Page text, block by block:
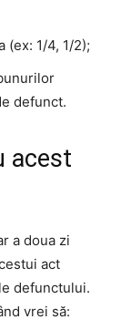
(ex: 1/4, 1/2);
defunct.
acest
a doua zi
act
defunctului.
vrei să: